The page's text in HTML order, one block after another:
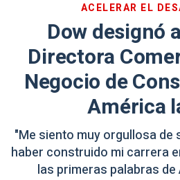
ACELERAR EL
Dow designó
Directora
Negocio de
América
"Me siento muy orgullosa de
haber construido mi carrera
las primeras palabras de